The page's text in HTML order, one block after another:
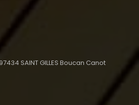
SAINT GILLES Boucan Canot